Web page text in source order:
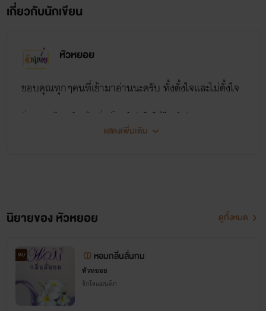
เกี่ยวกับนักเขียน
หัวหยอย
ขอบคุณทุกๆคนที่เข้ามาอ่านนะครับ ทั้งตั้งใจและไม่ตั้งใจ
ยิ่งกดถูกใจหรือเม้นยิ่งเป็นกำลังใจให้ไรท์ครับ
แสดงเพิ่มเติม
นิยายของ หัวหยอย ดูทั้งหมด
จบ หอมกลิ่นลั่นทม
หัวหยอย
รักโรแมนติก